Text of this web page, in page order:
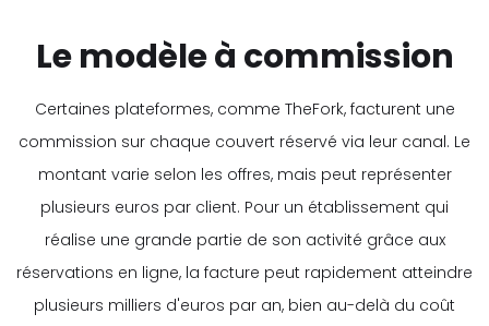
Le modèle à commission
Certaines plateformes, comme TheFork, facturent une
commission sur chaque couvert réservé via leur canal. Le
montant varie selon les offres, mais peut représenter
plusieurs euros par client. Pour un établissement qui
réalise une grande partie de son activité grâce aux
réservations en ligne, la facture peut rapidement atteindre
plusieurs milliers d'euros par an, bien au-delà du coût